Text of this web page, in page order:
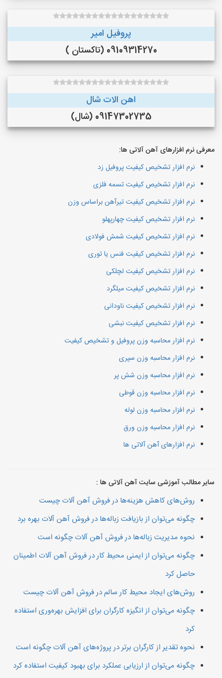
پروفیل امیر
09109314270 (تاکستان )
اهن الات شال
09147302735 (شال)
معرفی نرم افزارهای آهن آلاتی ها:
نرم افزار تشخیص کیفیت پروفیل زد
نرم افزار تشخیص کیفیت تسمه فلزی
نرم افزار تشخیص کیفیت تیرآهن براساس وزن
نرم افزار تشخیص کیفیت چهارپهلو
نرم افزار تشخیص کیفیت شمش فولادی
نرم افزار تشخیص کیفیت فنس یا توری
نرم افزار تشخیص کیفیت لچلکی
نرم افزار تشخیص کیفیت میلگرد
نرم افزار تشخیص کیفیت ناودانی
نرم افزار تشخیص کیفیت نبشی
نرم افزار محاسبه وزن پروفیل و تشخیص کیفیت
نرم افزار محاسبه وزن سپری
نرم افزار محاسبه وزن شش پر
نرم افزار محاسبه وزن قوطی
نرم افزار محاسبه وزن لوله
نرم افزار محاسبه وزن ورق
نرم افزارهای آهن آلاتی ها
سایر مطالب آموزشی سایت آهن آلاتی ها :
روش‌های کاهش هزینه‌ها در فروش آهن آلات چیست
چگونه می‌توان از بازیافت زباله‌ها در فروش آهن آلات بهره برد
نحوه مدیریت زباله‌ها در فروش آهن آلات چگونه است
چگونه می‌توان از ایمنی محیط کار در فروش آهن آلات اطمینان
حاصل کرد
روش‌های ایجاد محیط کار سالم در فروش آهن آلات چیست
چگونه می‌توان از انگیزه کارگران برای افزایش بهره‌وری استفاده
کرد
نحوه تقدیر از کارگران برتر در پروژه‌های آهن آلات چگونه است
چگونه می‌توان از ارزیابی عملکرد برای بهبود کیفیت استفاده کرد